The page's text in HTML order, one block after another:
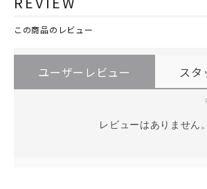
この商品のレビュー
ユーザーレビュー スタ
レビューはありません。